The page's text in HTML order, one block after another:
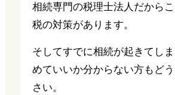
相続専門の税理士法人だから
税の対策があります。
そしてすでに相続が起きてし
めていいか分からない方もど
さい。